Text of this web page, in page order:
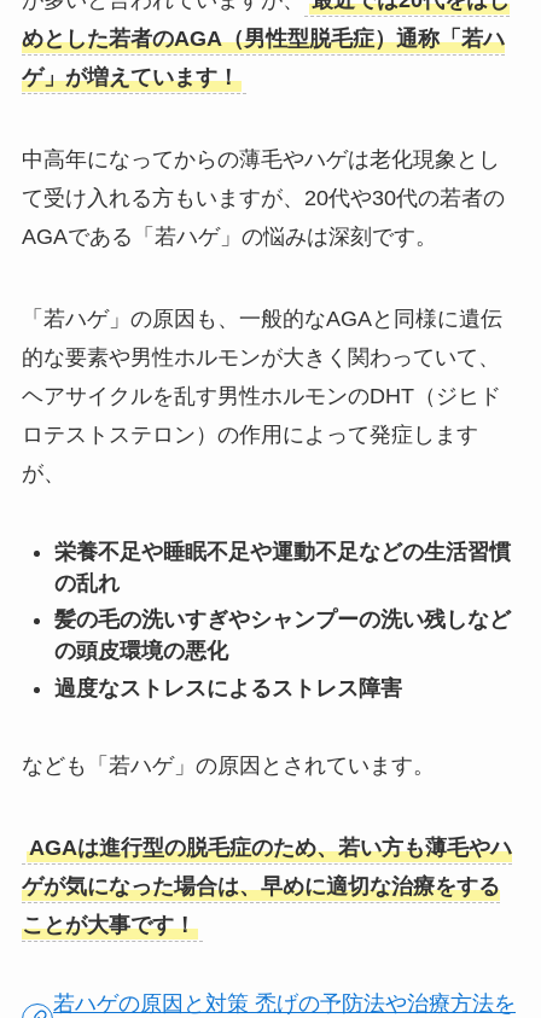
めとした若者のAGA（男性型脱毛症）通称「若ハ
ゲ」が増えています！
中高年になってからの薄毛やハゲは老化現象とし
て受け入れる方もいますが、20代や30代の若者の
AGAである「若ハゲ」の悩みは深刻です。
「若ハゲ」の原因も、一般的なAGAと同様に遺伝
的な要素や男性ホルモンが大きく関わっていて、
ヘアサイクルを乱す男性ホルモンのDHT（ジヒド
ロテストステロン）の作用によって発症します
が、
栄養不足や睡眠不足や運動不足などの生活習慣
の乱れ
髪の毛の洗いすぎやシャンプーの洗い残しなど
の頭皮環境の悪化
過度なストレスによるストレス障害
なども「若ハゲ」の原因とされています。
AGAは進行型の脱毛症のため、若い方も薄毛やハ
ゲが気になった場合は、早めに適切な治療をする
ことが大事です！
若ハゲの原因と対策 禿げの予防法や治療方法を